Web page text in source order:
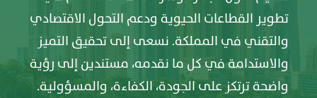
تطوير القطاعات الحيوية ودعم التحول الاقتصادي
والتقني في المملكة. نسعى إلى تحقيق التميز
والاستدامة في كل ما نقدمه، مستندين إلى رؤية
واضحة ترتكز على الجودة، الكفاءة، والمسؤولية.